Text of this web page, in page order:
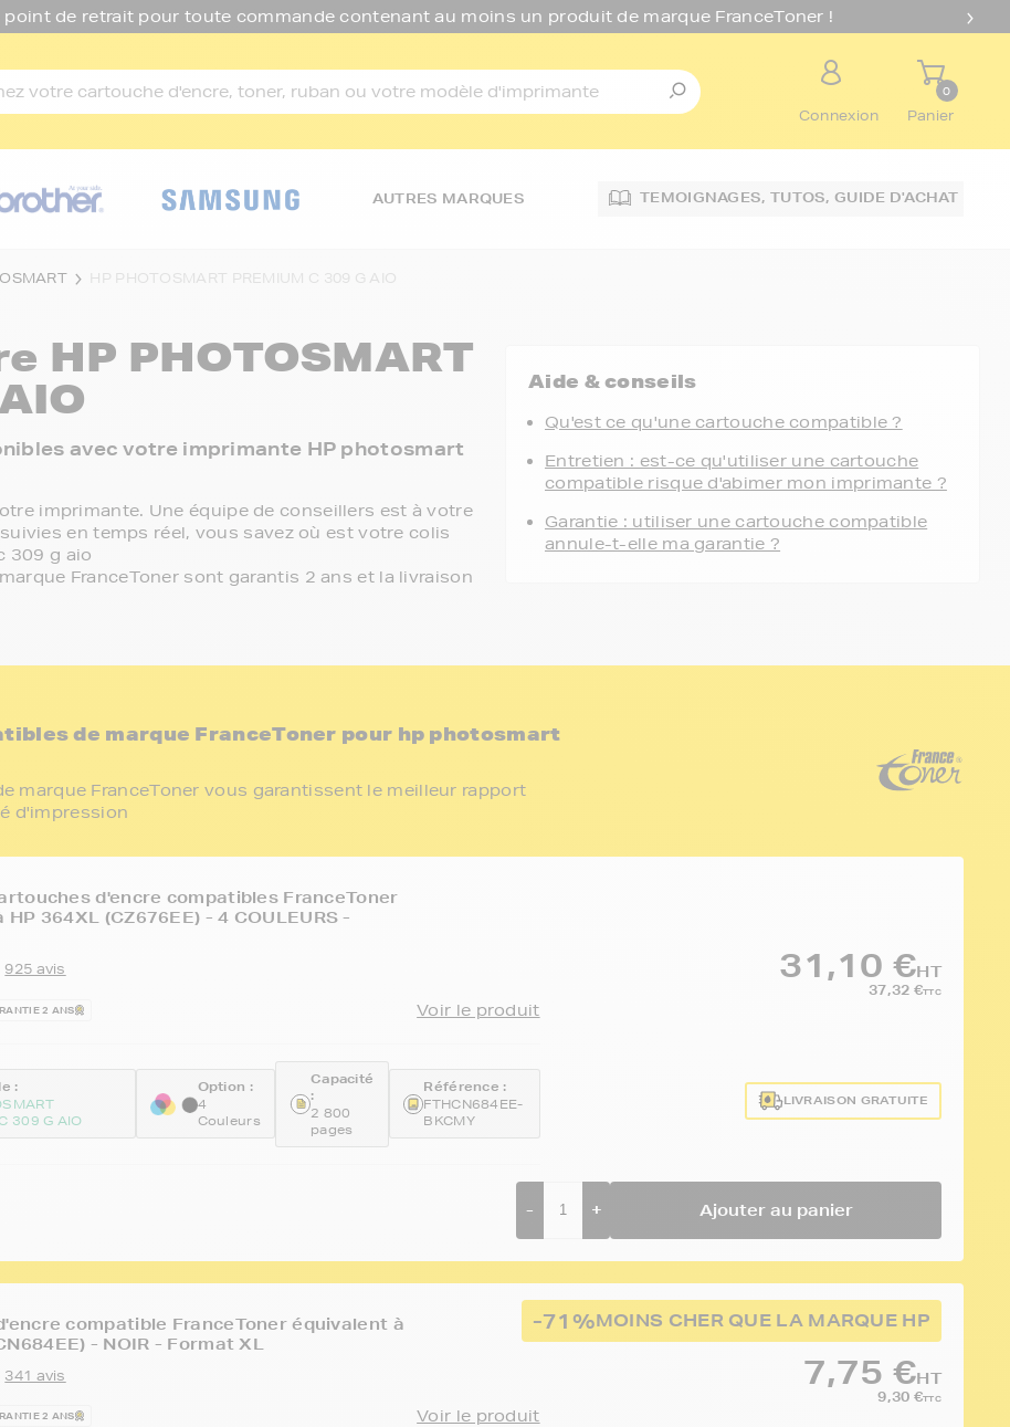
point de retrait pour toute commande contenant au moins un produit de marque FranceToner !
Connexion
0
Panier
AUTRES MARQUES TEMOIGNAGES, TUTOS,GUIDE D'ACHAT
HP PHOTOSMART PREMIUM C 309 G AIO
HP PHOTOSMART
avec votre imprimante HP photosmart
imprimante. Une équipe de conseillers est à votre
en temps réel, vous savez où est votre colis
309 g aio
FranceToner sont garantis 2 ans et la livraison
Aide & conseils
Qu'est ce qu'une cartouche compatible ?
Entretien : est-ce qu'utiliser une cartouche
compatible risque d'abimer mon imprimante ?
Garantie : utiliser une cartouche compatible
annule-t-elle ma garantie ?
de marque FranceToner pour hp photosmart
marque FranceToner vous garantissent le meilleur rapport
d'impression
d'encre compatibles FranceToner
364XL (CZ676EE) - 4 COULEURS -
925 avis
2 ANS Voir le produit
:
309 G AIO
Option :
4
Couleurs
Capacité
:
2 800
pages
Référence :
FTHCN684EE-
BKCMY
31,10 €HT
37,32 €TTC
LIVRAISON GRATUITE
- + Ajouter au panier
-71%MOINS CHER QUE LA MARQUE HP
compatible FranceToner équivalent à
- NOIR - Format XL
341 avis
2 ANS Voir le produit
7,75 €HT
9,30 €TTC